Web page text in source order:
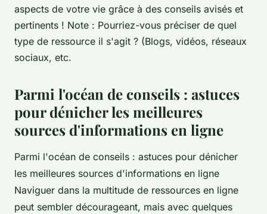
aspects de votre vie grâce à des conseils avisés et
pertinents ! Note : Pourriez-vous préciser de quel
type de ressource il s'agit ? (Blogs, vidéos, réseaux
sociaux, etc.
Parmi l'océan de conseils : astuces
pour dénicher les meilleures
sources d'informations en ligne
Parmi l'océan de conseils : astuces pour dénicher
les meilleures sources d'informations en ligne
Naviguer dans la multitude de ressources en ligne
peut sembler décourageant, mais avec quelques